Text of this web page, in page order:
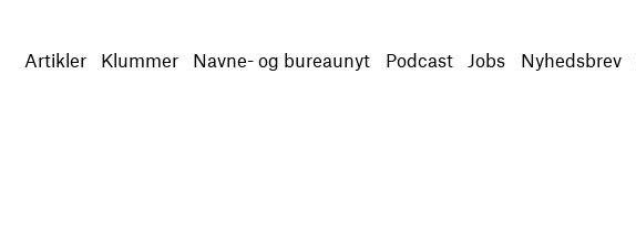
Artikler Klummer Navne- og bureaunyt Podcast Jobs Nyhedsbrev